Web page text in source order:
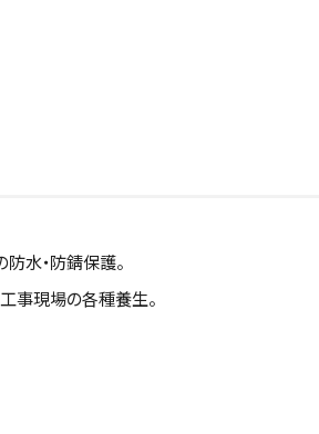
水・防錆保護。
事現場の各種養生。